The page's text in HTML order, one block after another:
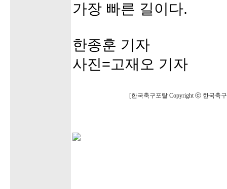
가장 빠른 길이다.
한종훈 기자
사진=고재오 기자
[한국축구포탈 Copyright ⓒ 한국축